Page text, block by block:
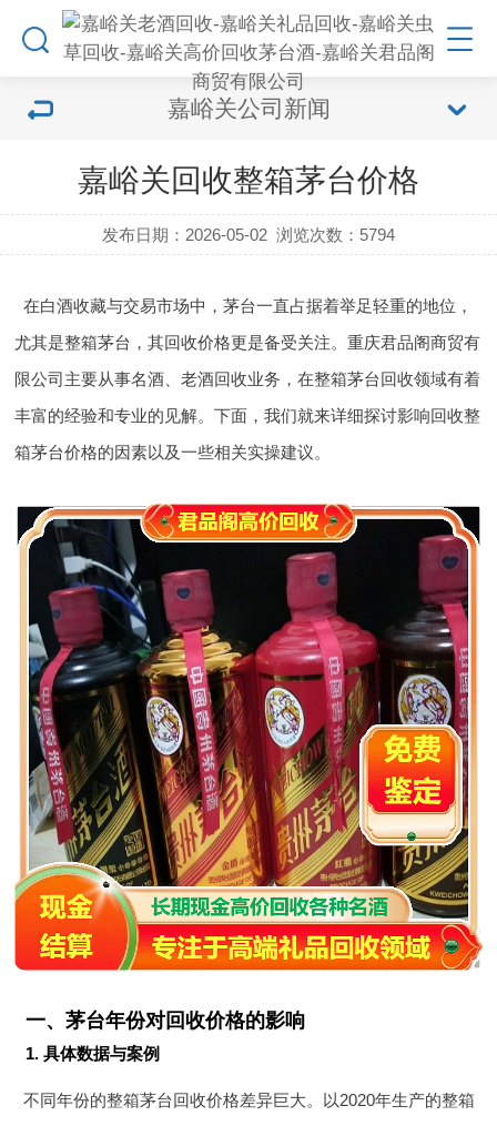
嘉峪关公司新闻
嘉峪关回收整箱茅台价格
发布日期：2026-05-02 浏览次数： 5794
在白酒收藏与交易市场中，茅台一直占据着举足轻重的地位，
尤其是整箱茅台，其回收价格更是备受关注。重庆君品阁商贸有
限公司主要从事名酒、老酒回收业务，在整箱茅台回收领域有着
丰富的经验和专业的见解。下面，我们就来详细探讨影响回收整
箱茅台价格的因素以及一些相关实操建议。
一、茅台年份对回收价格的影响
1. 具体数据与案例
不同年份的整箱茅台回收价格差异巨大。以2020年生产的整箱